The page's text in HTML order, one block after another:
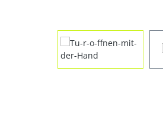
Skip image gallery